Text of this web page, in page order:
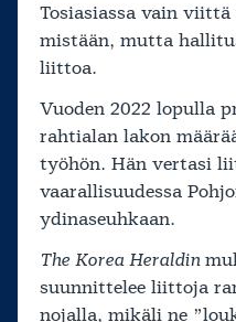
Tosiasiassa vain
mistään, mutta
liittoa.
Vuoden 2022 lopulla
rahtialan lakon
työhön. Hän vertasi
vaarallisuudessa
ydinaseuhkaan.
The Korea Heraldin
suunnittelee liittoja
nojalla, mikäli ne